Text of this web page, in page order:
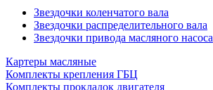
Звездочки коленчатого вала
Звездочки распределительного вала
Звездочки привода масляного насоса
Картеры масляные
Комплекты крепления ГБЦ
Комплекты прокладок двигателя